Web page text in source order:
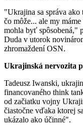
"Ukrajina sa správa
čo môže... ale my
mohla byť spôsobená,"
Duda v utorok
zhromaždení OSN.
Ukrajinská nervozita
Tadeusz Iwanski,
financovaného think
od začiatku vojny
čiastočne vďaka ktorej
ukázalo ako účinné".